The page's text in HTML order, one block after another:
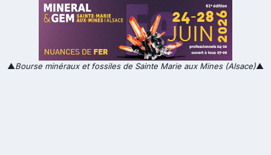
▲Bourse minéraux et fossiles de Sainte Marie aux Mines (Alsace)▲